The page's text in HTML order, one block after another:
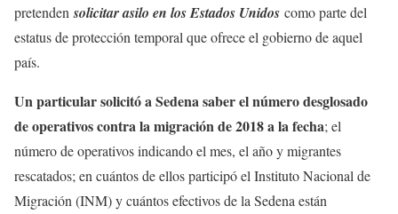
pretendensolicitar asilo en los Estados Unidos como parte del
estatus de protección temporal que ofrece el gobierno de aquel
país.
Un particular solicitó a Sedena saber el número desglosado
de operativos contra la migración de 2018 a la fecha; el
número de operativos indicando el mes, el año y migrantes
rescatados; en cuántos de ellos participó el Instituto Nacional de
Migración (INM) y cuántos efectivos de la Sedena están